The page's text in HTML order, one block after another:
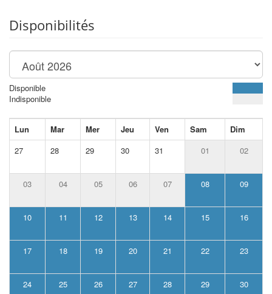
Disponibilités
Disponible
Indisponible
Lun Mar Mer Jeu Ven Sam
Dim
27
28 29 30 31 01 02
03 04 05 06 07 08 09
10 11 12 13 14 15 16
17 18 19 20 21 22 23
24 25 26 27 28 29 30